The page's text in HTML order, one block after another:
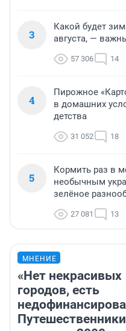
3
Какой будет
августа, —
57 306 14
4
Пирожное
в домашних
детства
31 052 18
5
Кормить раз в
необычным
зелёное
27 081 13
МНЕНИЕ
«Нет некрасивых
городов, есть
Путешественники